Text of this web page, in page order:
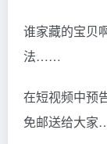
谁家藏的宝贝
法……
在短视频中预
免邮送给大